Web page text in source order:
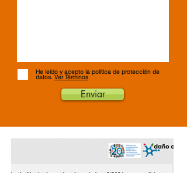
He leído y acepto la política de protección de
datos. Ver Términos
Enviar